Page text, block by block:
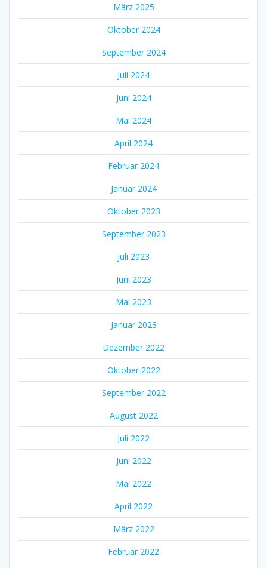
März 2025
Oktober 2024
September 2024
Juli 2024
Juni 2024
Mai 2024
April 2024
Februar 2024
Januar 2024
Oktober 2023
September 2023
Juli 2023
Juni 2023
Mai 2023
Januar 2023
Dezember 2022
Oktober 2022
September 2022
August 2022
Juli 2022
Juni 2022
Mai 2022
April 2022
März 2022
Februar 2022